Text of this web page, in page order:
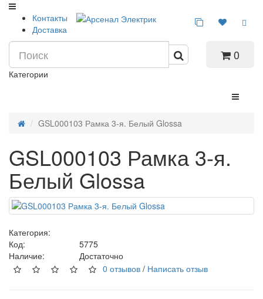
Контакты
Доставка
0
Категории
GSL000103 Рамка 3-я. Белый Glossa
GSL000103 Рамка 3-я.
Белый Glossa
Категория:
Код:
5775
Наличие:
Достаточно
0 отзывов / Написать отзыв